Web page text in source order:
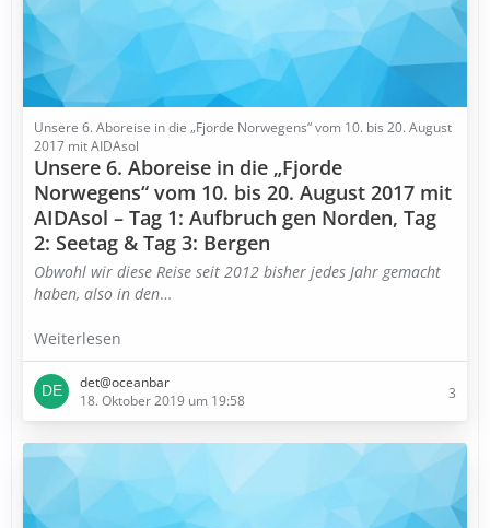
Unsere 6. Aboreise in die „Fjorde Norwegens“ vom 10. bis 20. August
2017 mit AIDAsol
Unsere 6. Aboreise in die „Fjorde
Norwegens“ vom 10. bis 20. August 2017 mit
AIDAsol – Tag 1: Aufbruch gen Norden, Tag
2: Seetag & Tag 3: Bergen
Obwohl wir diese Reise seit 2012 bisher jedes Jahr gemacht
haben, also in den…
Weiterlesen
det@oceanbar
18. Oktober 2019 um 19:58
3